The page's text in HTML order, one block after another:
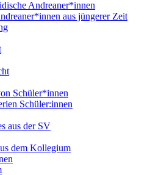
Andreaner*innen
aus jüngerer Zeit
Schüler*innen
Schüler:innen
aus der SV
dem Kollegium